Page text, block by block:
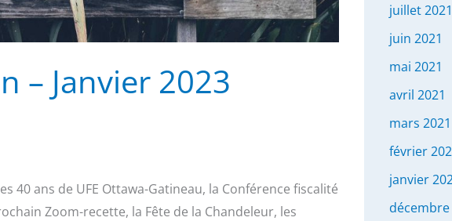
– Janvier 2023
40 ans de UFE Ottawa-Gatineau, la Conférence fiscalité
Zoom-recette, la Fête de la Chandeleur, les
juillet 2021
juin 2021
mai 2021
avril 2021
mars 2021
février
janvier
décembre